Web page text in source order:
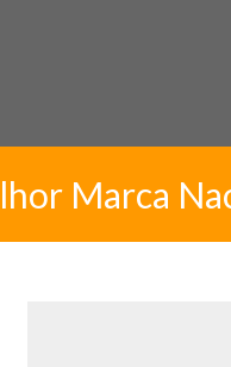
Marca